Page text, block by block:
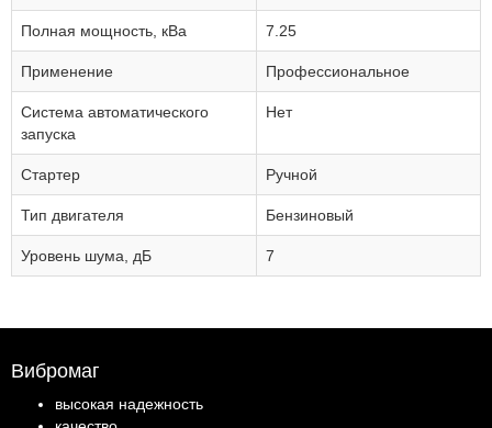
Полная мощность, кВа 7.25
Применение Профессиональное
Система автоматического
запуска
Нет
Стартер Ручной
Тип двигателя Бензиновый
Уровень шума, дБ 7
Вибромаг
высокая надежность